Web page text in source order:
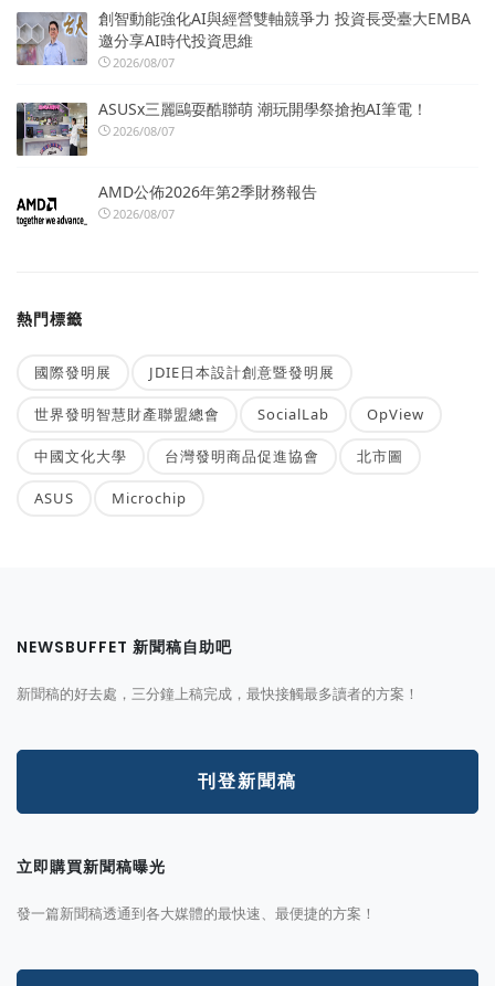
創智動能強化AI與經營雙軸競爭力 投資長受臺大EMBA
邀分享AI時代投資思維
2026/08/07
ASUSx三麗鷗耍酷聯萌 潮玩開學祭搶抱AI筆電！
2026/08/07
AMD公佈2026年第2季財務報告
2026/08/07
熱門標籤
國際發明展 JDIE日本設計創意暨發明展
世界發明智慧財產聯盟總會 SocialLab OpView
中國文化大學 台灣發明商品促進協會 北市圖
ASUS Microchip
NEWSBUFFET 新聞稿自助吧
新聞稿的好去處，三分鐘上稿完成，最快接觸最多讀者的方案！
刊登新聞稿
立即購買新聞稿曝光
發一篇新聞稿透通到各大媒體的最快速、最便捷的方案！